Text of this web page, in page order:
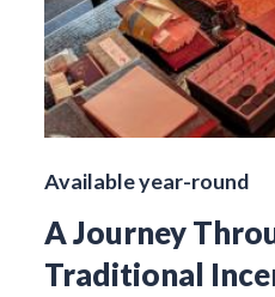
Available year-round
A Journey
Traditional